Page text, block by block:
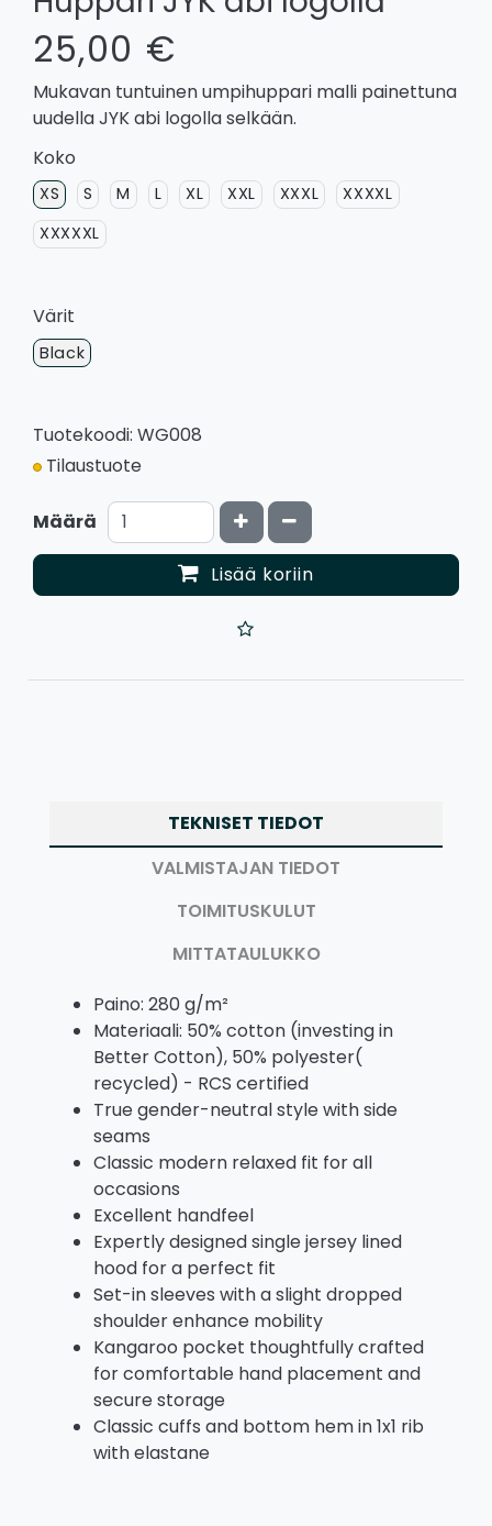
25,00 €
Mukavan tuntuinen umpihuppari malli painettuna
uudella JYK abi logolla selkään.
Koko
XS S M L XL XXL XXXL
XXXXL
XXXXXL
Värit
Black
Tuotekoodi: WG008
Tilaustuote
Määrä Kasvata määrää
Vähennä määrää
Lisää koriin
TEKNISET TIEDOT
VALMISTAJAN TIEDOT
TOIMITUSKULUT
MITTATAULUKKO
Paino: 280 g/m²
Materiaali: 50% cotton (investing in
Better Cotton), 50% polyester(
recycled) - RCS certified
True gender-neutral style with side
seams
Classic modern relaxed fit for all
occasions
Excellent handfeel
Expertly designed single jersey lined
hood for a perfect fit
Set-in sleeves with a slight dropped
shoulder enhance mobility
Kangaroo pocket thoughtfully crafted
for comfortable hand placement and
secure storage
Classic cuffs and bottom hem in 1x1 rib
with elastane